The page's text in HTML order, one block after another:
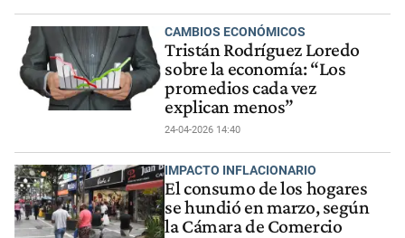
CAMBIOS ECONÓMICOS
Tristán Rodríguez Loredo
sobre la economía: “Los
promedios cada vez
explican menos”
24-04-2026 14:40
IMPACTO INFLACIONARIO
El consumo de los hogares
se hundió en marzo, según
la Cámara de Comercio